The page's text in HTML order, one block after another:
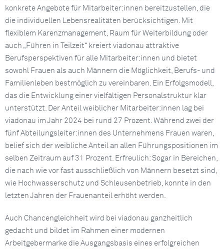
konkrete Angebote für Mitarbeiter:innen bereitzustellen, die
die individuellen Lebensrealitäten berücksichtigen. Mit
flexiblem Karenzmanagement, Raum für Weiterbildung oder
auch „Führen in Teilzeit“ kreiert viadonau attraktive
Berufsperspektiven für alle Mitarbeiter:innen und bietet
sowohl Frauen als auch Männern die Möglichkeit, Berufs- und
Familienleben bestmöglich zu vereinbaren. Ein Erfolgsmodell,
das die Entwicklung einer vielfältigen Personalstruktur klar
unterstützt. Der Anteil weiblicher Mitarbeiter:innen lag bei
viadonau im Jahr 2024 bei rund 27 Prozent. Während zwei der
fünf Abteilungsleiter:innen des Unternehmens Frauen waren,
belief sich der weibliche Anteil an allen Führungspositionen im
selben Zeitraum auf 31 Prozent. Erfreulich: Sogar in Bereichen,
die nach wie vor fast ausschließlich von Männern besetzt sind,
wie Hochwasserschutz und Schleusenbetrieb, konnte in den
letzten Jahren der Frauenanteil erhöht werden.
Auch Chancengleichheit wird bei viadonau ganzheitlich
gedacht und bildet im Rahmen einer modernen
Arbeitgebermarke die Ausgangsbasis eines erfolgreichen